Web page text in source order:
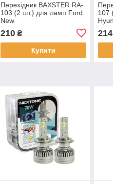
Перехідник BAXSTER RA-
103 (2 шт.) для ламп Ford
New
Mondeo/Peugeot/Citroen
210₴
Купити
107